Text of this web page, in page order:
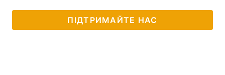
ПІДТРИМАЙТЕ НАС